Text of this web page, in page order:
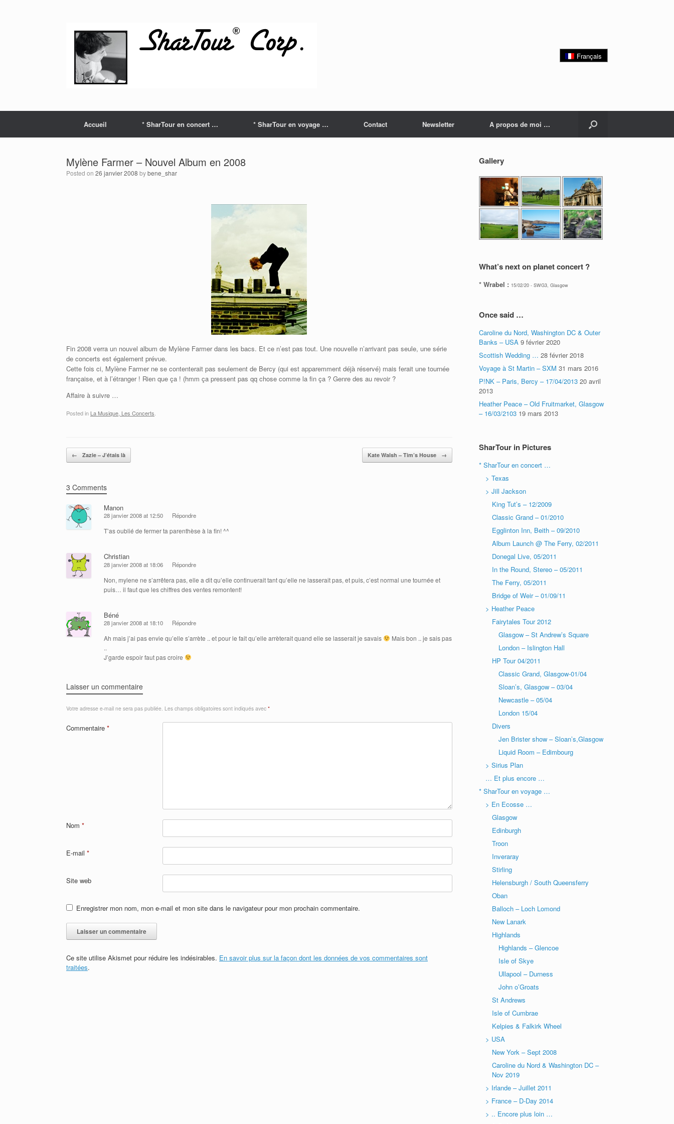
Français
Accueil * SharTour en concert … * SharTour en voyage … Contact Newsletter A propos de moi …
Mylène Farmer – Nouvel Album en 2008
Posted on 26 janvier 2008 bybene_shar
Fin 2008 verra un nouvel album de Mylène Farmer dans les bacs. Et ce n’est pas tout. Une nouvelle n’arrivant pas seule, une série
de concerts est également prévue.
Cette fois ci, Mylène Farmer ne se contenterait pas seulement de Bercy (qui est apparemment déjà réservé) mais ferait une tournée
française, et à l’étranger ! Rien que ça ! (hmm ça pressent pas qq chose comme la fin ça ? Genre des au revoir ?
Affaire à suivre …
Posted in La Musique, Les Concerts
Post navigation
← Zazie – J’étais là Kate Walsh – Tim’s House →
3 Comments
Manon
28 janvier 2008 at 12:50 Répondre
T’as oublié de fermer ta parenthèse à la fin! ^^
Christian
28 janvier 2008 at 18:06 Répondre
Non, mylene ne s’arrêtera pas, elle a dit qu’elle continuerait tant qu’elle ne lasserait pas, et puis, c’est normal une tournée et
puis… il faut que les chiffres des ventes remontent!
Béné
28 janvier 2008 at 18:10 Répondre
Ah mais j’ai pas envie qu’elle s’arrète .. et pour le fait qu’elle arrèterait quand elle se lasserait je savais
Mais bon .. je sais pas
..
J’garde espoir faut pas croire
Laisser un commentaire
Votre adresse e-mail ne sera pas publiée. Les champs obligatoires sont indiqués avec *
Commentaire *
Nom *
E-mail *
Site web
Enregistrer mon nom, mon e-mail et mon site dans le navigateur pour mon prochain commentaire.
Ce site utilise Akismet pour réduire les indésirables. En savoir plus sur la façon dont les données de vos commentaires sont
traitées.
Gallery
What’s next on planet concert ?
* Wrabel : 15/02/20 - SWG3, Glasgow
Once said …
Caroline du Nord, Washington DC & Outer
Banks – USA 9 février 2020
Scottish Wedding … 28 février 2018
Voyage à St Martin – SXM 31 mars 2016
P!NK – Paris, Bercy – 17/04/2013 20 avril
2013
Heather Peace – Old Fruitmarket, Glasgow
– 16/03/2103 19 mars 2013
SharTour in Pictures
* SharTour en concert …
> Texas
> Jill Jackson
King Tut’s – 12/2009
Classic Grand – 01/2010
Egglinton Inn, Beith – 09/2010
Album Launch @ The Ferry, 02/2011
Donegal Live, 05/2011
In the Round, Stereo – 05/2011
The Ferry, 05/2011
Bridge of Weir – 01/09/11
> Heather Peace
Fairytales Tour 2012
Glasgow – St Andrew’s Square
London – Islington Hall
HP Tour 04/2011
Classic Grand, Glasgow-01/04
Sloan’s, Glasgow – 03/04
Newcastle – 05/04
London 15/04
Divers
Jen Brister show – Sloan’s,Glasgow
Liquid Room – Edimbourg
> Sirius Plan
… Et plus encore …
* SharTour en voyage …
> En Ecosse …
Glasgow
Edinburgh
Troon
Inveraray
Stirling
Helensburgh / South Queensferry
Oban
Balloch – Loch Lomond
New Lanark
Highlands
Highlands – Glencoe
Isle of Skye
Ullapool – Durness
John o’Groats
St Andrews
Isle of Cumbrae
Kelpies & Falkirk Wheel
> USA
New York – Sept 2008
Caroline du Nord & Washington DC –
Nov 2019
> Irlande – Juillet 2011
> France – D-Day 2014
> .. Encore plus loin …